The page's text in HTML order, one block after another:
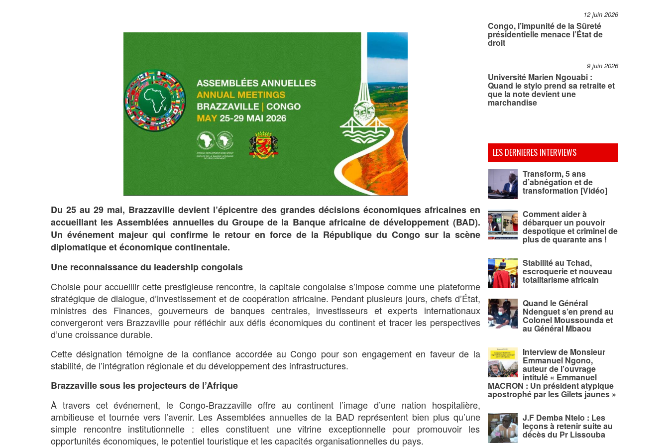
Du 25 au 29 mai, Brazzaville devient l’épicentre des grandes décisions économiques africaines en
accueillant les Assemblées annuelles du Groupe de la Banque africaine de développement (BAD).
Un événement majeur qui confirme le retour en force de la République du Congo sur la scène
diplomatique et économique continentale.
Une reconnaissance du leadership congolais
Choisie pour accueillir cette prestigieuse rencontre, la capitale congolaise s’impose comme une plateforme
stratégique de dialogue, d’investissement et de coopération africaine. Pendant plusieurs jours, chefs d’État,
ministres des Finances, gouverneurs de banques centrales, investisseurs et experts internationaux
convergeront vers Brazzaville pour réfléchir aux défis économiques du continent et tracer les perspectives
d’une croissance durable.
Cette désignation témoigne de la confiance accordée au Congo pour son engagement en faveur de la
stabilité, de l’intégration régionale et du développement des infrastructures.
Brazzaville sous les projecteurs de l’Afrique
À travers cet événement, le Congo-Brazzaville offre au continent l’image d’une nation hospitalière,
ambitieuse et tournée vers l’avenir. Les Assemblées annuelles de la BAD représentent bien plus qu’une
simple rencontre institutionnelle : elles constituent une vitrine exceptionnelle pour promouvoir les
opportunités économiques, le potentiel touristique et les capacités organisationnelles du pays.
12 juin 2026
Congo, l’impunité de la Sûreté
présidentielle menace l’État de
droit
9 juin 2026
Université Marien Ngouabi :
Quand le stylo prend sa retraite et
que la note devient une
marchandise
LES DERNIERES INTERVIEWS
Transform, 5 ans
d’abnégation et de
transformation [Vidéo]
Comment aider à
débarquer un pouvoir
despotique et criminel de
plus de quarante ans !
Stabilité au Tchad,
escroquerie et nouveau
totalitarisme africain
Quand le Général
Ndenguet s’en prend au
Colonel Moussounda et
au Général Mbaou
Interview de Monsieur
Emmanuel Ngono,
auteur de l’ouvrage
intitulé « Emmanuel
MACRON : Un président atypique
apostrophé par les Gilets jaunes »
J.F Demba Ntelo : Les
leçons à retenir suite au
décès du Pr Lissouba